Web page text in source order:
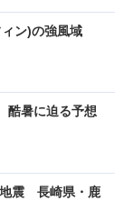
ィン)の強風域
酷暑に迫る予想
地震 長崎県・鹿